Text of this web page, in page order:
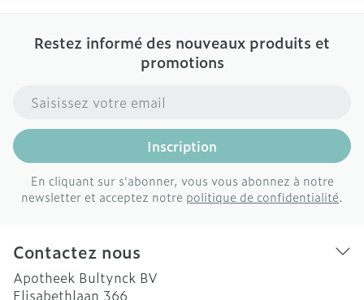
Restez informé des nouveaux produits et
promotions
Adresse mail
Inscription
En cliquant sur s'abonner, vous vous abonnez à notre
newsletter et acceptez notre politique de confidentialité.
Contactez nous
Apotheek Bultynck BV
Elisabethlaan 366